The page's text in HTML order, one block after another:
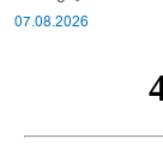
07.08.2026